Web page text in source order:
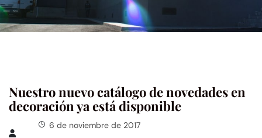
Nuestro nuevo catálogo de novedades en
decoración ya está disponible
6 de noviembre de 2017